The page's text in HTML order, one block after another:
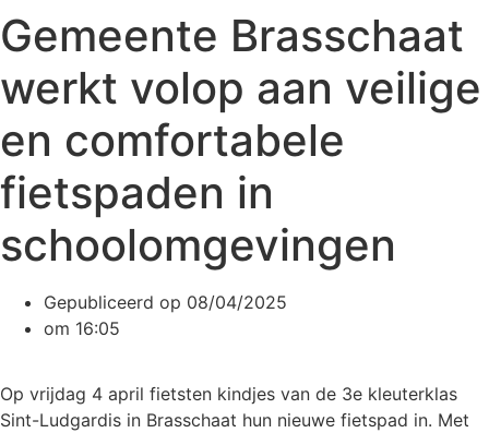
Gemeente Brasschaat
werkt volop aan veilige
en comfortabele
fietspaden in
schoolomgevingen
Gepubliceerd op 08/04/2025
om 16:05
Op vrijdag 4 april fietsten kindjes van de 3e kleuterklas
Sint-Ludgardis in Brasschaat hun nieuwe fietspad in. Met